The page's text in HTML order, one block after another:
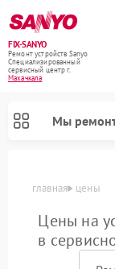
FIX-SANYO
Ремонт устройств Sanyo
Специализированный
cервисный центр г.
Махачкала
Мы
главная цены
Цены на
в